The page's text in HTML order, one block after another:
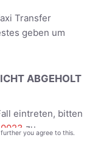
Transfer
geben um
ABGEHOLT
eintreten, bitten
zu
um Ihr Problem
you agree to this.